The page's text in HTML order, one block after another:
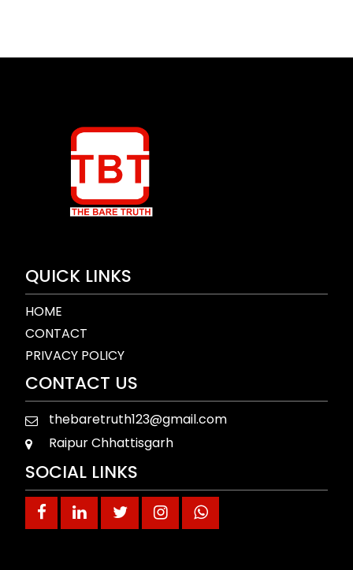
QUICK LINKS
HOME
CONTACT
PRIVACY POLICY
CONTACT US
thebaretruth123@gmail.com
Raipur Chhattisgarh
SOCIAL LINKS